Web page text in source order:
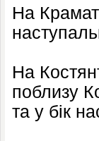
На
На
поблизу
та у бік